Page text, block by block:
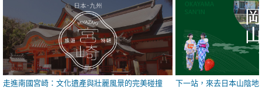
走進南國宮崎：文化遺產與壯麗風景的完美碰撞 下一站，來去日本山陰地